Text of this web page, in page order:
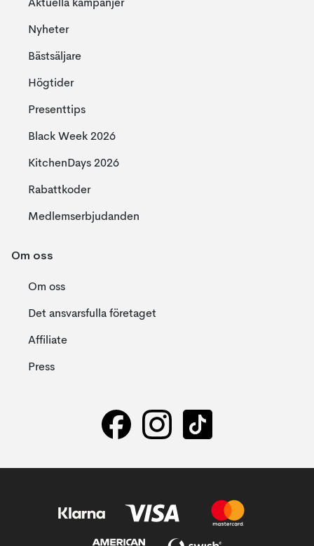
Aktuella kampanjer
Nyheter
Bästsäljare
Högtider
Presenttips
Black Week 2026
KitchenDays 2026
Rabattkoder
Medlemserbjudanden
Om oss
Om oss
Det ansvarsfulla företaget
Affiliate
Press